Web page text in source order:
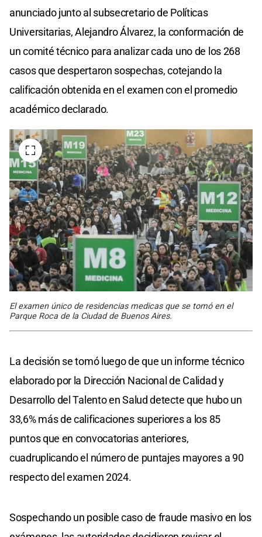
anunciado junto al subsecretario de Políticas
Universitarias, Alejandro Álvarez, la conformación de
un comité técnico para analizar cada uno de los 268
casos que despertaron sospechas, cotejando la
calificación obtenida en el examen con el promedio
académico declarado.
El examen único de residencias medicas que se tomó en el
Parque Roca de la Ciudad de Buenos Aires.
La decisión se tomó luego de que un informe técnico
elaborado por la Dirección Nacional de Calidad y
Desarrollo del Talento en Salud detecte que hubo un
33,6% más de calificaciones superiores a los 85
puntos que en convocatorias anteriores,
cuadruplicando el número de puntajes mayores a 90
respecto del examen 2024.
Sospechando un posible caso de fraude masivo en los